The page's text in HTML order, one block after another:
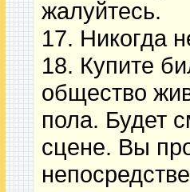
жалуйтесь.
17. Никогда
18. Купите
общество
пола. Будет
сцене. Вы